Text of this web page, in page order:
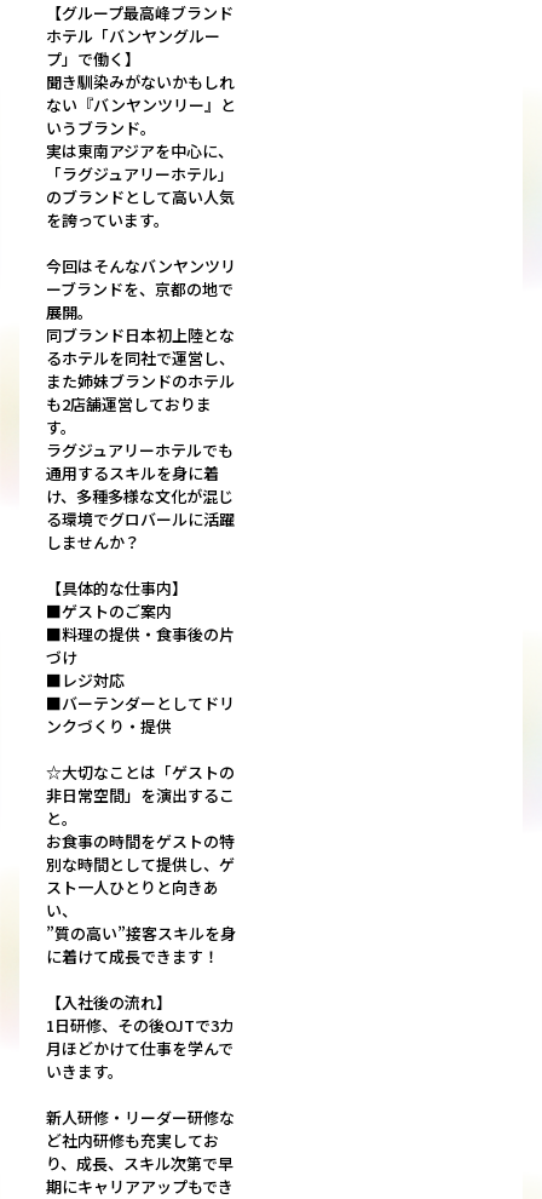
【グループ最高峰ブランド
ホテル「バンヤングルー
プ」で働く】
聞き馴染みがないかもしれ
ない『バンヤンツリー』と
いうブランド。
実は東南アジアを中心に、
「ラグジュアリーホテル」
のブランドとして高い人気
を誇っています。
今回はそんなバンヤンツリ
ーブランドを、京都の地で
展開。
同ブランド日本初上陸とな
るホテルを同社で運営し、
また姉妹ブランドのホテル
も2店舗運営しておりま
す。
ラグジュアリーホテルでも
通用するスキルを身に着
け、多種多様な文化が混じ
る環境でグロバールに活躍
しませんか？
【具体的な仕事内】
■ゲストのご案内
■料理の提供・食事後の片
づけ
■レジ対応
■バーテンダーとしてドリ
ンクづくり・提供
☆大切なことは「ゲストの
非日常空間」を演出するこ
と。
お食事の時間をゲストの特
別な時間として提供し、ゲ
スト一人ひとりと向きあ
い、
”質の高い”接客スキルを身
に着けて成長できます！
【入社後の流れ】
1日研修、その後OJTで3カ
月ほどかけて仕事を学んで
いきます。
新人研修・リーダー研修な
ど社内研修も充実してお
り、成長、スキル次第で早
期にキャリアアップもでき